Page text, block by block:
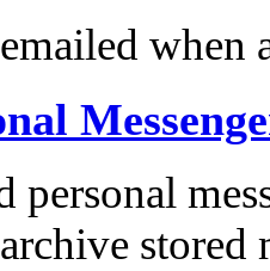
when
personal
stored